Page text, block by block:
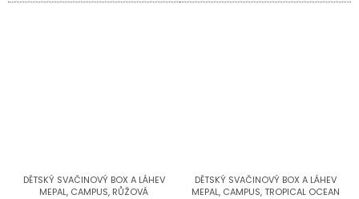
DĚTSKÝ SVAČINOVÝ BOX A LÁHEV
MEPAL, CAMPUS, RŮŽOVÁ
DĚTSKÝ SVAČINOVÝ BOX A LÁHEV
MEPAL, CAMPUS, TROPICAL OCEAN